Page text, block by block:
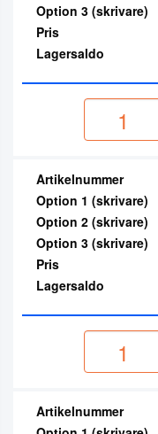
Option 3 (skrivare)
Pris
Lagersaldo
Artikelnummer
Option 1 (skrivare)
Option 2 (skrivare)
Option 3 (skrivare)
Pris
Lagersaldo
Artikelnummer